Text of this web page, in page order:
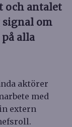
och antalet
signal om
alla
aktörer
med
extern